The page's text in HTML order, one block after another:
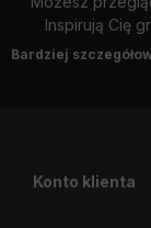
Inspirują Cię
rywalizować?
gry. Na przykład
Konto klienta